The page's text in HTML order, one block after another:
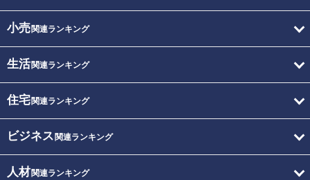
小売関連ランキング
生活関連ランキング
住宅関連ランキング
ビジネス 関連ランキング
人材関連ランキング